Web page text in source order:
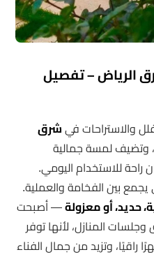
الرياض – تفصيل
والاستراحات فيشرق
وتضيف لمسة جمالية
راحة للاستخدام اليومي.
يجمع بين الفخامة والعملية.
حديد، أو معزولة— أصبحت
المنازل، لأنها توفر
وتزيد من جمال الفناء